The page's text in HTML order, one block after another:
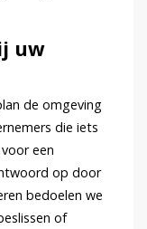
uw
de omgeving
die iets
een
op door
bedoelen we
of